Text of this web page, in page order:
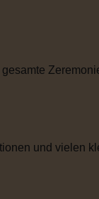
und vielen